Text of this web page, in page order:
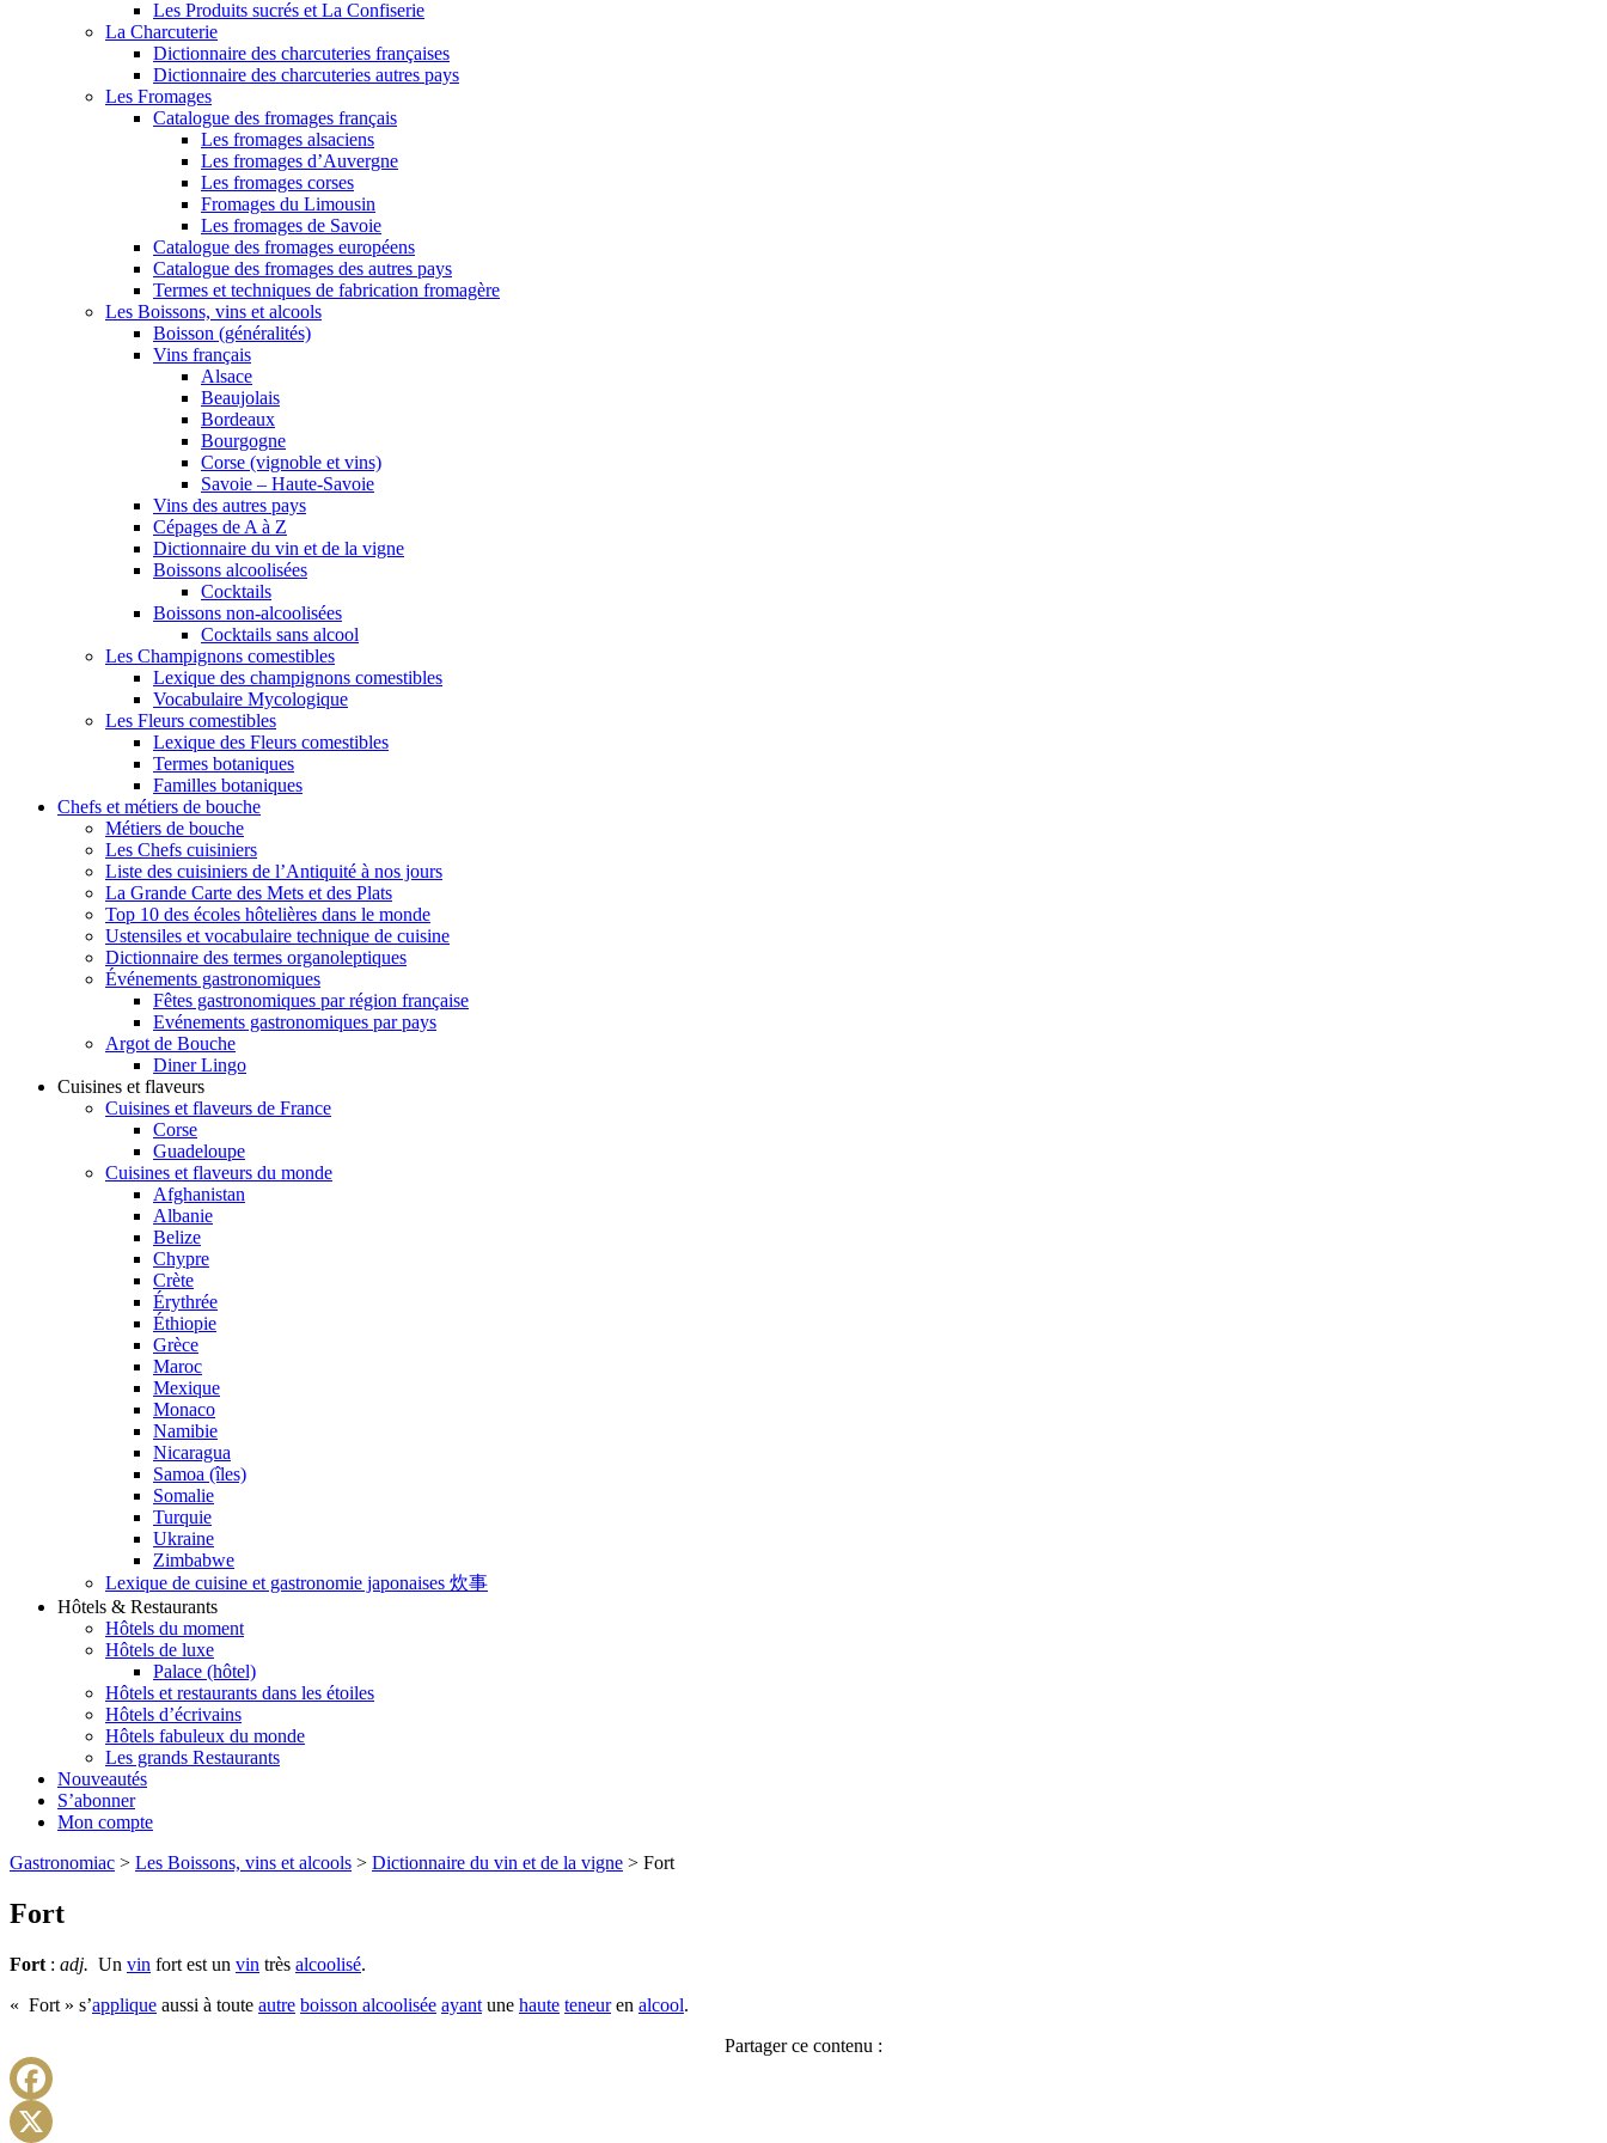
Les Produits sucrés et La Confiserie
La Charcuterie
Dictionnaire des charcuteries françaises
Dictionnaire des charcuteries autres pays
Les Fromages
Catalogue des fromages français
Les fromages alsaciens
Les fromages d’Auvergne
Les fromages corses
Fromages du Limousin
Les fromages de Savoie
Catalogue des fromages européens
Catalogue des fromages des autres pays
Termes et techniques de fabrication fromagère
Les Boissons, vins et alcools
Boisson (généralités)
Vins français
Alsace
Beaujolais
Bordeaux
Bourgogne
Corse (vignoble et vins)
Savoie – Haute-Savoie
Vins des autres pays
Cépages de A à Z
Dictionnaire du vin et de la vigne
Boissons alcoolisées
Cocktails
Boissons non-alcoolisées
Cocktails sans alcool
Les Champignons comestibles
Lexique des champignons comestibles
Vocabulaire Mycologique
Les Fleurs comestibles
Lexique des Fleurs comestibles
Termes botaniques
Familles botaniques
Chefs et métiers de bouche
Métiers de bouche
Les Chefs cuisiniers
Liste des cuisiniers de l’Antiquité à nos jours
La Grande Carte des Mets et des Plats
Top 10 des écoles hôtelières dans le monde
Ustensiles et vocabulaire technique de cuisine
Dictionnaire des termes organoleptiques
Événements gastronomiques
Fêtes gastronomiques par région française
Evénements gastronomiques par pays
Argot de Bouche
Diner Lingo
Cuisines et flaveurs
Cuisines et flaveurs de France
Corse
Guadeloupe
Cuisines et flaveurs du monde
Afghanistan
Albanie
Belize
Chypre
Crète
Érythrée
Éthiopie
Grèce
Maroc
Mexique
Monaco
Namibie
Nicaragua
Samoa (îles)
Somalie
Turquie
Ukraine
Zimbabwe
Lexique de cuisine et gastronomie japonaises 炊事
Hôtels & Restaurants
Hôtels du moment
Hôtels de luxe
Palace (hôtel)
Hôtels et restaurants dans les étoiles
Hôtels d’écrivains
Hôtels fabuleux du monde
Les grands Restaurants
Nouveautés
S’abonner
Mon compte
Gastronomiac > Les Boissons, vins et alcools > Dictionnaire du vin et de la vigne > Fort
Fort
Fort : adj. Un vin fort est un vin très alcoolisé.
« Fort » s’applique aussi à toute autre boisson alcoolisée ayant une haute teneuren alcool.
Partager ce contenu :